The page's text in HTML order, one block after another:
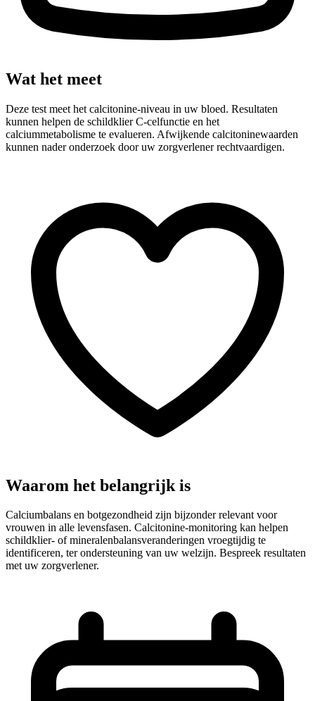
Wat het meet
Deze test meet het calcitonine-niveau in uw bloed. Resultaten
kunnen helpen de schildklier C-celfunctie en het
calciummetabolisme te evalueren. Afwijkende calcitoninewaarden
kunnen nader onderzoek door uw zorgverlener rechtvaardigen.
Waarom het belangrijk is
Calciumbalans en botgezondheid zijn bijzonder relevant voor
vrouwen in alle levensfasen. Calcitonine-monitoring kan helpen
schildklier- of mineralenbalansveranderingen vroegtijdig te
identificeren, ter ondersteuning van uw welzijn. Bespreek resultaten
met uw zorgverlener.